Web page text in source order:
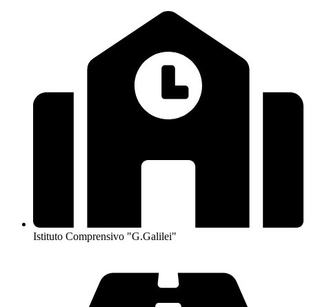
Istituto Comprensivo "G.Galilei"